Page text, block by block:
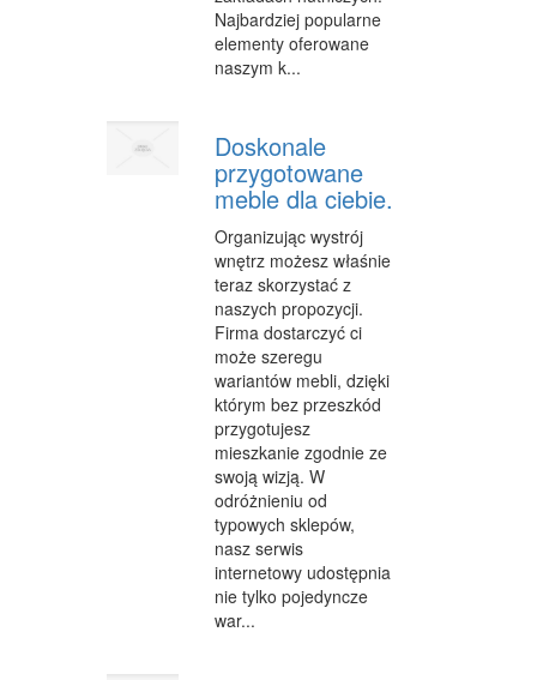
Najbardziej popularne
elementy oferowane
naszym k...
Doskonale
przygotowane
meble dla ciebie.
Organizując wystrój
wnętrz możesz właśnie
teraz skorzystać z
naszych propozycji.
Firma dostarczyć ci
może szeregu
wariantów mebli, dzięki
którym bez przeszkód
przygotujesz
mieszkanie zgodnie ze
swoją wizją. W
odróżnieniu od
typowych sklepów,
nasz serwis
internetowy udostępnia
nie tylko pojedyncze
war...